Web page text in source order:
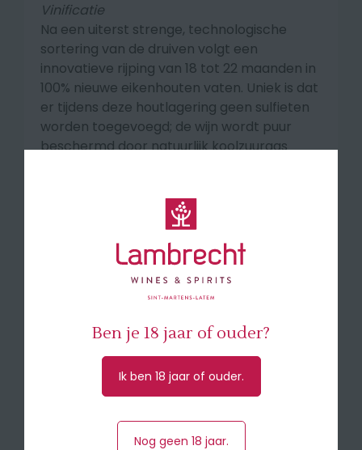
Vinificatie
Na een uiterst strenge, technologische
sortering van de druiven volgt een
innovatieve rijping van 18 tot 22 maanden in
100% nieuwe eikenhouten vaten. Uniek is dat
er tijdens deze houtlagering geen sulfieten
worden toegevoegd; de wijn wordt puur
beschermd door natuurlijk koolzuurgas
18 tot 22 maanden in 100%
nieuwe Franse eikenhouten vaten
Smaakprofiel
Intens, diep paars tot inktzwarte kleur. Zeer
complex boelet met aroma's van
braambessen, cassis, donkere chocolade,
espresso, zoethout, nieuw leer en een frisse
toets van menthol.Vol, gelaagd en
voluptueus. De structuur is stevig met fijne,
fluweelzachte tannines.Een fabelachtige,
minutenlange finale met verfijnde tonen
van grafiet, cederhout en zoute chocolade.
Ben je 18 jaar of ouder?
Ik ben 18 jaar of ouder.
Nog geen 18 jaar.